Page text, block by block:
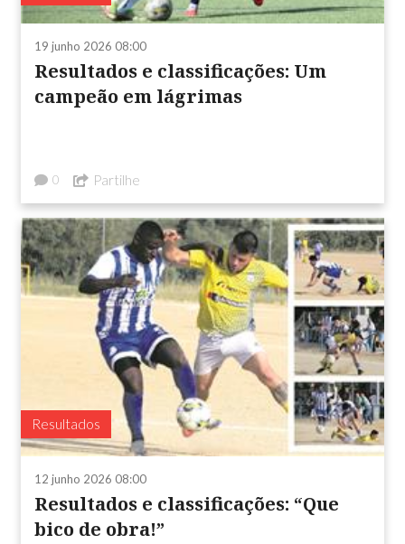
19 junho 2026 08:00
Resultados e classificações: Um
campeão em lágrimas
0 Partilhe
Resultados
12 junho 2026 08:00
Resultados e classificações: “Que
bico de obra!”